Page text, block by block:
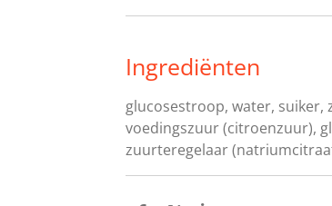
Ingrediënten
glucosestroop, water, suiker,
voedingszuur (citroenzuur),
zuurteregelaar